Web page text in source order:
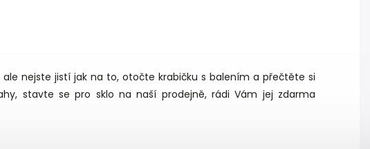
nejste jistí jak na to, otočte krabičku s balením a přečtěte si
stavte se pro sklo na naší prodejně, rádi Vám jej zdarma